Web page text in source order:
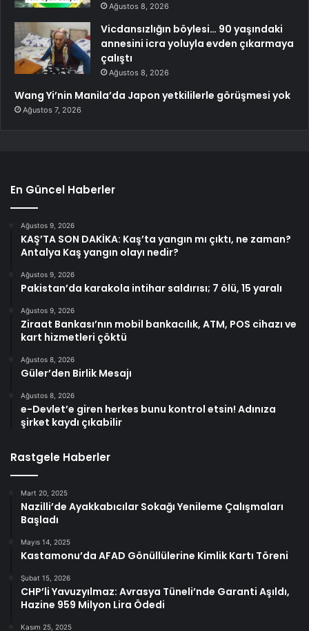
Ağustos 8, 2026
Vicdansızlığın böylesi… 90 yaşındaki
annesini icra yoluyla evden çıkarmaya
çalıştı
Ağustos 8, 2026
Wang Yi’nin Manila’da Japon yetkililerle görüşmesi yok
Ağustos 7, 2026
En Güncel Haberler
Ağustos 9, 2026
KAŞ’TA SON DAKİKA: Kaş’ta yangın mı çıktı, ne zaman?
Antalya Kaş yangın olayı nedir?
Ağustos 9, 2026
Pakistan’da karakola intihar saldırısı; 7 ölü, 15 yaralı
Ağustos 9, 2026
Ziraat Bankası’nın mobil bankacılık, ATM, POS cihazı ve
kart hizmetleri çöktü
Ağustos 8, 2026
Güler’den Birlik Mesajı
Ağustos 8, 2026
e-Devlet’e giren herkes bunu kontrol etsin! Adınıza
şirket kaydı çıkabilir
Rastgele Haberler
Mart 20, 2025
Nazilli’de Ayakkabıcılar Sokağı Yenileme Çalışmaları
Başladı
Mayıs 14, 2025
Kastamonu’da AFAD Gönüllülerine Kimlik Kartı Töreni
Şubat 15, 2026
CHP’li Yavuzyılmaz: Avrasya Tüneli’nde Garanti Aşıldı,
Hazine 959 Milyon Lira Ödedi
Kasım 25, 2025